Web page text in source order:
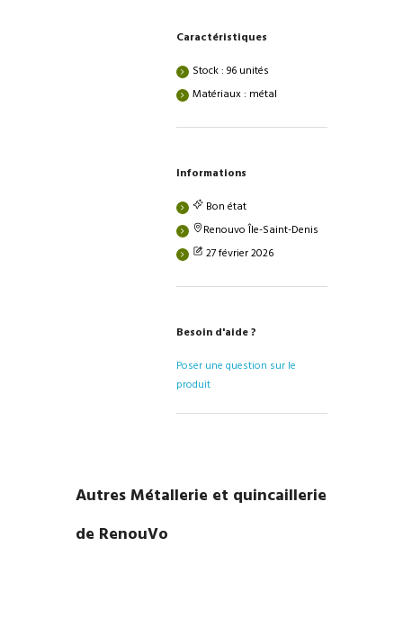
Caractéristiques
Stock : 96 unités
Matériaux : métal
Informations
Bon état
Renouvo Île-Saint-Denis
27 février 2026
Besoin d'aide ?
Poser une question sur le
produit
Autres Métallerie et quincaillerie
de RenouVo